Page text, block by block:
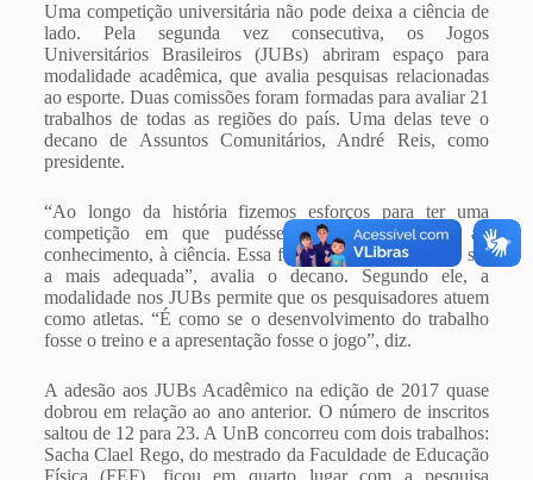
Uma competição universitária não pode deixa a ciência de
lado. Pela segunda vez consecutiva, os Jogos
Universitários Brasileiros (JUBs) abriram espaço para
modalidade acadêmica, que avalia pesquisas relacionadas
ao esporte. Duas comissões foram formadas para avaliar 21
trabalhos de todas as regiões do país. Uma delas teve o
decano de Assuntos Comunitários, André Reis, como
presidente.
“Ao longo da história fizemos esforços para ter uma
competição em que pudéssemos aliar o esporte ao
conhecimento, à ciência. Essa fórmula de agora parece ser
a mais adequada”, avalia o decano. Segundo ele, a
modalidade nos JUBs permite que os pesquisadores atuem
como atletas. “É como se o desenvolvimento do trabalho
fosse o treino e a apresentação fosse o jogo”, diz.
A adesão aos JUBs Acadêmico na edição de 2017 quase
dobrou em relação ao ano anterior. O número de inscritos
saltou de 12 para 23. A UnB concorreu com dois trabalhos:
Sacha Clael Rego, do mestrado da Faculdade de Educação